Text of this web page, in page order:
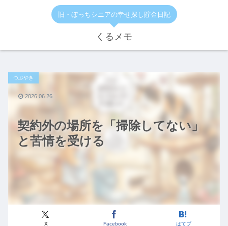
旧・ぼっちシニアの幸せ探し貯金日記
くるメモ
契約外の場所を「掃除してない」
と苦情を受ける
つぶやき
X Facebook はてブ
2026.06.26